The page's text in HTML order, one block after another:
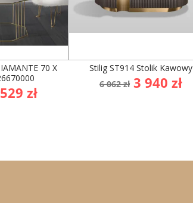
70 X
zł
Stilig ST914 Stolik Kawowy
Cena
podstawowa
6 062 zł Cena
3 940 zł